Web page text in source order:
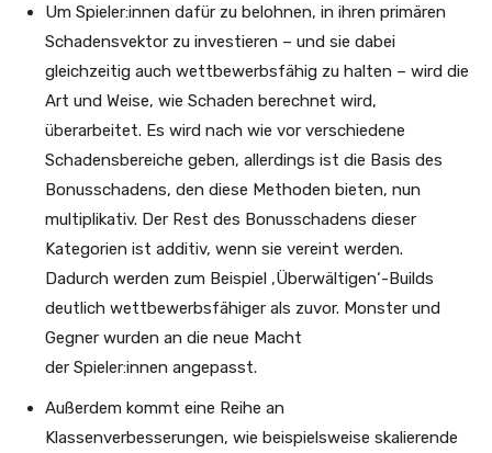
Um Spieler:innen dafür zu belohnen, in ihren primären
Schadensvektor zu investieren – und sie dabei
gleichzeitig auch wettbewerbsfähig zu halten – wird die
Art und Weise, wie Schaden berechnet wird,
überarbeitet. Es wird nach wie vor verschiedene
Schadensbereiche geben, allerdings ist die Basis des
Bonusschadens, den diese Methoden bieten, nun
multiplikativ. Der Rest des Bonusschadens dieser
Kategorien ist additiv, wenn sie vereint werden.
Dadurch werden zum Beispiel ‚Überwältigen‘-Builds
deutlich wettbewerbsfähiger als zuvor. Monster und
Gegner wurden an die neue Macht
der Spieler:innen angepasst.
Außerdem kommt eine Reihe an
Klassenverbesserungen, wie beispielsweise skalierende